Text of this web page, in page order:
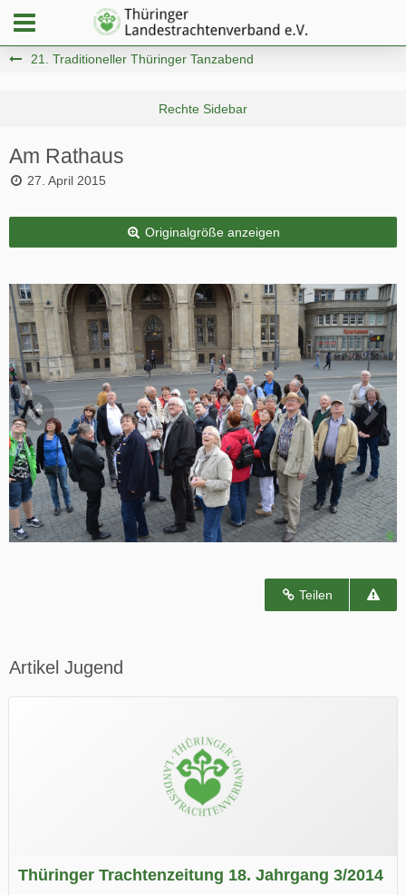
21. Traditioneller Thüringer Tanzabend
Am Rathaus
27. April 2015
Originalgröße anzeigen
Teilen
Artikel Jugend
Thüringer Trachtenzeitung 18. Jahrgang 3/2014